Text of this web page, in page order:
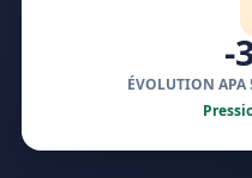
-
ÉVOLUTION APA